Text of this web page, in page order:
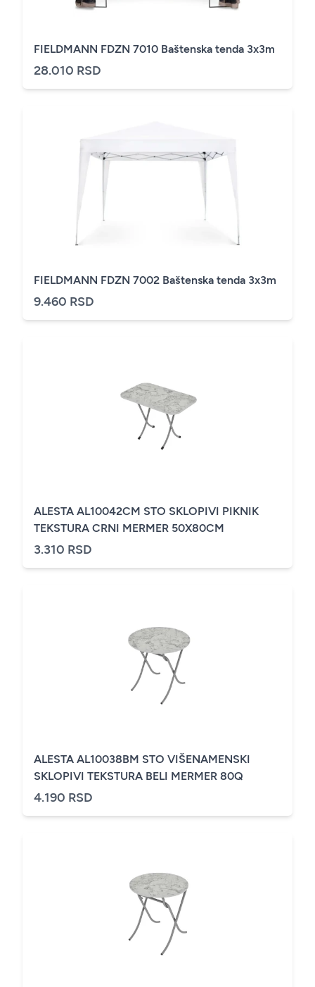
FIELDMANN FDZN 7010 Baštenska tenda 3x3m
28.010 RSD
FIELDMANN FDZN 7002 Baštenska tenda 3x3m
9.460 RSD
ALESTA AL10042CM STO SKLOPIVI PIKNIK
TEKSTURA CRNI MERMER 50X80CM
3.310 RSD
ALESTA AL10038BM STO VIŠENAMENSKI
SKLOPIVI TEKSTURA BELI MERMER 80Q
4.190 RSD